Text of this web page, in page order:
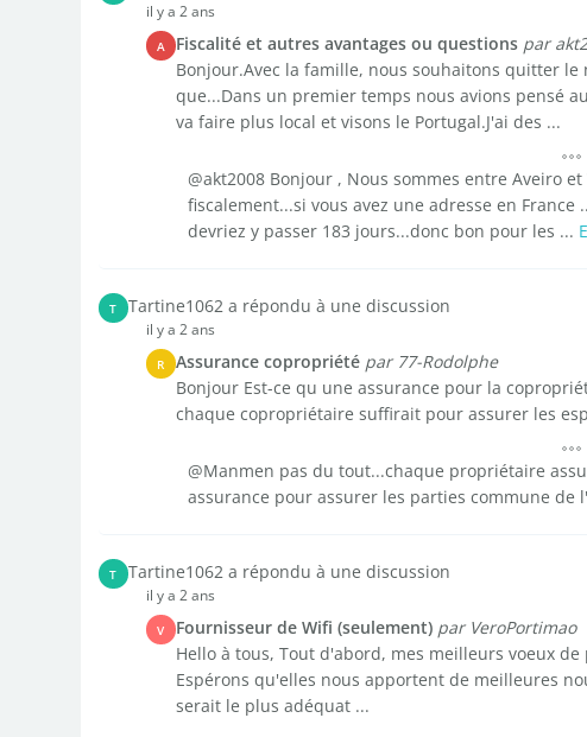
il y a 2 ans
A Fiscalité et autres avantages ou questions par
Bonjour.Avec la famille, nous souhaitons quitter
que...Dans un premier temps nous avions pensé
va faire plus local et visons le Portugal.J'ai des ...
@akt2008 Bonjour , Nous sommes entre Aveiro
fiscalement...si vous avez une adresse en France
devriez y passer 183 jours...donc bon pour les ...
T Tartine1062 a répondu à une discussion
il y a 2 ans
R Assurance copropriété par 77-Rodolphe
Bonjour Est-ce qu une assurance pour la
chaque copropriétaire suffirait pour assurer les
@Manmen pas du tout...chaque propriétaire
assurance pour assurer les parties commune de
T Tartine1062 a répondu à une discussion
il y a 2 ans
V Fournisseur de Wifi (seulement) par VeroPortimao
Hello à tous, Tout d'abord, mes meilleurs voeux
Espérons qu'elles nous apportent de meilleures
serait le plus adéquat ...